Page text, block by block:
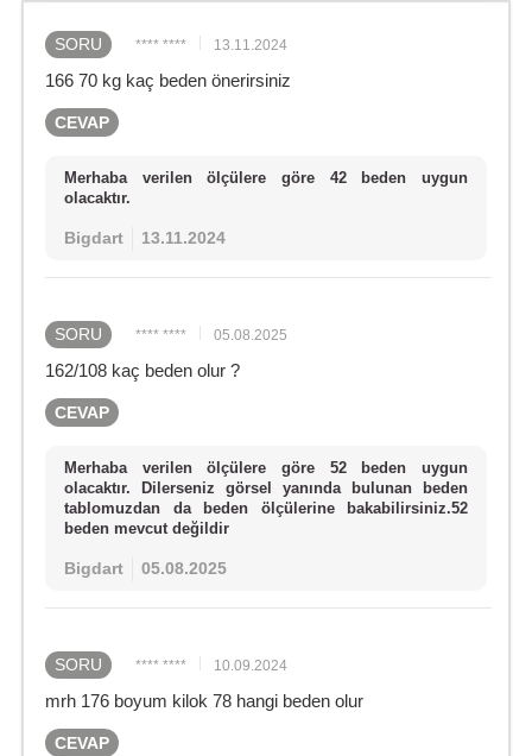
SORU **** **** 13.11.2024
166 70 kg kaç beden önerirsiniz
CEVAP
Merhaba verilen ölçülere göre 42 beden uygun
olacaktır.
Bigdart 13.11.2024
SORU **** **** 05.08.2025
162/108 kaç beden olur ?
CEVAP
Merhaba verilen ölçülere göre 52 beden uygun
olacaktır. Dilerseniz görsel yanında bulunan beden
tablomuzdan da beden ölçülerine bakabilirsiniz.52
beden mevcut değildir
Bigdart 05.08.2025
SORU **** **** 10.09.2024
mrh 176 boyum kilok 78 hangi beden olur
CEVAP